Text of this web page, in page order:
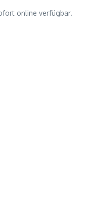
online verfügbar.